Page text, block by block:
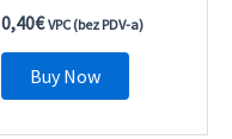
0,40€ VPC (bez PDV-a)
Buy Now